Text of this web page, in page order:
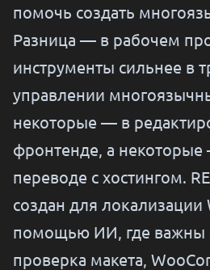
помочь создать
Разница — в рабочем
инструменты сильнее в
управлении
некоторые — в
фронтенде, а
переводе с хостингом.
создан для локализации
помощью ИИ, где важны
проверка макета,